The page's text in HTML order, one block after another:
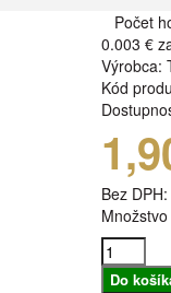
Počet
0.003 €
Výrobca:
Kód
Bez DPH:
Množstvo